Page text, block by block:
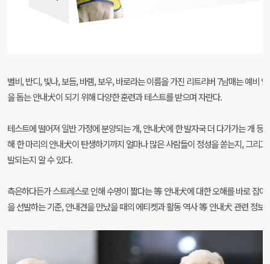
별비, 반디, 빛나, 보듬, 바램, 보우, 바로라는 이름을 가진 리트리버 7남매는 예비
을 돕는 안내犬이 되기 위해 다양한 훈련과 테스트를 받으며 자란다.
테스트에 떨어져 일반 가정에 분양되는 개, 안내犬에 한 발자국 더 다가가는 개 등
해 한 마리의 안내犬이 탄생하기까지 얼마나 많은 사람들이 정성을 쏟는지, 그리
발되는지 알 수 있다.
측은하다든가 스트레스로 인해 수명이 짧다는 等 안내犬에 대한 오해를 바로 잡
을 선발하는 기준, 안내견을 만났을 때의 에티켓과 활동 역사 等 안내犬 관련 정보